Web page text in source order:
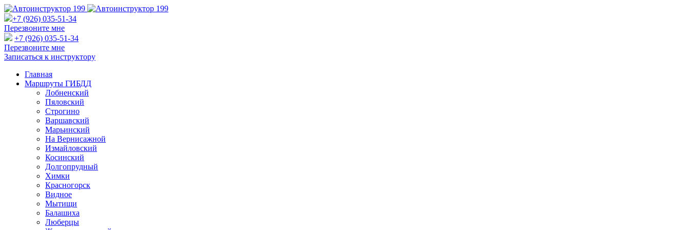
+7 (926) 035-51-34
Перезвоните мне
+7 (926) 035-51-34
Перезвоните мне
Записаться к инструктору
Главная
Маршруты ГИБДД
Лобненский
Пяловский
Строгино
Варшавский
Марьинский
На Вернисажной
Измайловский
Косинский
Долгопрудный
Химки
Красногорск
Видное
Мытищи
Балашиха
Люберцы